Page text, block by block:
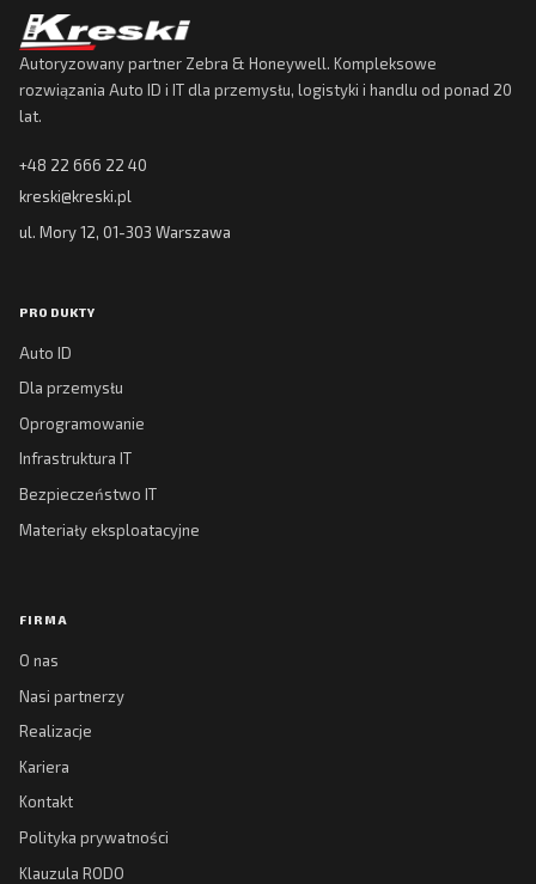
Autoryzowany partner Zebra & Honeywell. Kompleksowe
rozwiązania Auto ID i IT dla przemysłu, logistyki i handlu od ponad 20
lat.
+48 22 666 22 40
kreski@kreski.pl
ul. Mory 12, 01-303 Warszawa
PRODUKTY
Auto ID
Dla przemysłu
Oprogramowanie
Infrastruktura IT
Bezpieczeństwo IT
Materiały eksploatacyjne
FIRMA
O nas
Nasi partnerzy
Realizacje
Kariera
Kontakt
Polityka prywatności
Klauzula RODO